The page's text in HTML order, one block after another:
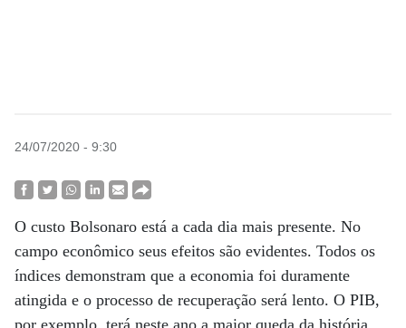
24/07/2020 - 9:30
O custo Bolsonaro está a cada dia mais presente. No
campo econômico seus efeitos são evidentes. Todos os
índices demonstram que a economia foi duramente
atingida e o processo de recuperação será lento. O PIB,
por exemplo, terá neste ano a maior queda da história